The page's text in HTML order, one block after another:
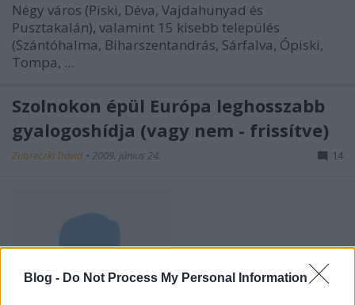
Blog - Do Not Process My Personal Information
Négy város (Piski, Déva, Vajdahunyad és
Pusztakalán), valamint 15 kisebb település
(Szántóhalma, Biharszentandrás, Sárfalva, Ópiski,
Tompa, ...
Szolnokon épül Európa leghosszabb
gyalogoshídja (vagy nem - frissítve)
Zubreczki Dávid • 2009. június 24. 14